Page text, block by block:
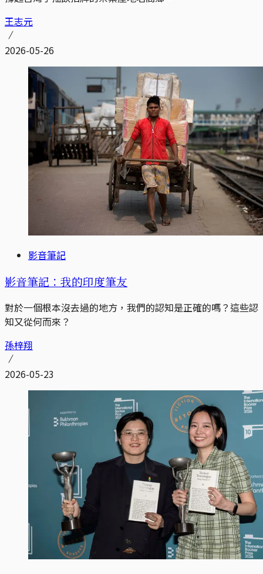
王志元
2026-05-26
影音筆記
影音筆記：我的印度筆友
對於一個根本沒去過的地方，我們的認知是正確的嗎？這些認
知又從何而來？
孫梓翔
2026-05-23